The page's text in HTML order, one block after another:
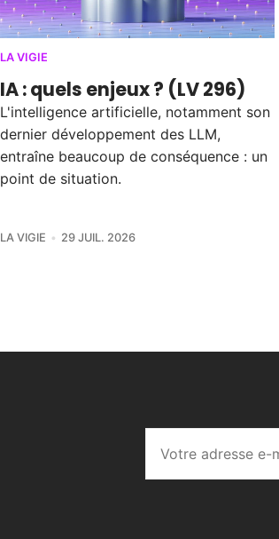
LA VIGIE
IA : quels enjeux ? (LV 296)
L'intelligence artificielle, notamment son
dernier développement des LLM,
entraîne beaucoup de conséquence : un
point de situation.
LA VIGIE 29 JUIL. 2026